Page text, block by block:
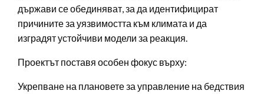
държави се обединяват, за да идентифицират
причините за уязвимостта към климата и да
изградят устойчиви модели за реакция.
Проектът поставя особен фокус върху:
Укрепване на плановете за управление на бедствия